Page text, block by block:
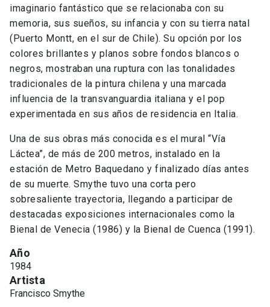
imaginario fantástico que se relacionaba con su
memoria, sus sueños, su infancia y con su tierra natal
(Puerto Montt, en el sur de Chile). Su opción por los
colores brillantes y planos sobre fondos blancos o
negros, mostraban una ruptura con las tonalidades
tradicionales de la pintura chilena y una marcada
influencia de la transvanguardia italiana y el pop
experimentada en sus años de residencia en Italia.
Una de sus obras más conocida es el mural “Vía
Láctea”, de más de 200 metros, instalado en la
estación de Metro Baquedano y finalizado días antes
de su muerte. Smythe tuvo una corta pero
sobresaliente trayectoria, llegando a participar de
destacadas exposiciones internacionales como la
Bienal de Venecia (1986) y la Bienal de Cuenca (1991).
Año
1984
Artista
Francisco Smythe